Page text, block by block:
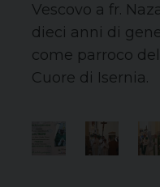
Vescovo a fr.
dieci anni di
come parroco
Cuore di Isernia.